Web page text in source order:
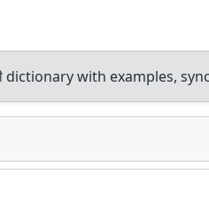
dictionary with examples,